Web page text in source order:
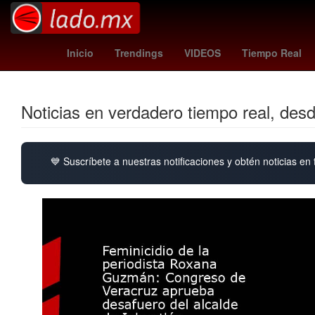
Inicio Trendings VIDEOS Tiempo Real
27 de marzo España aaron mercury 2024
Noticias en verdadero tiempo real,
💙 Suscríbete a nuestras notificaciones y obtén noticias en